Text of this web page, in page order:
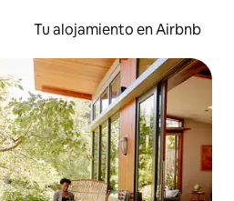
Tu alojamiento en Airbnb